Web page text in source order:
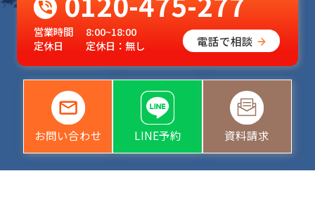
営業時間
8:00~18:00
定休日
定休日：無し 電話で相談
お問い合わせ LINE予約 資料請求